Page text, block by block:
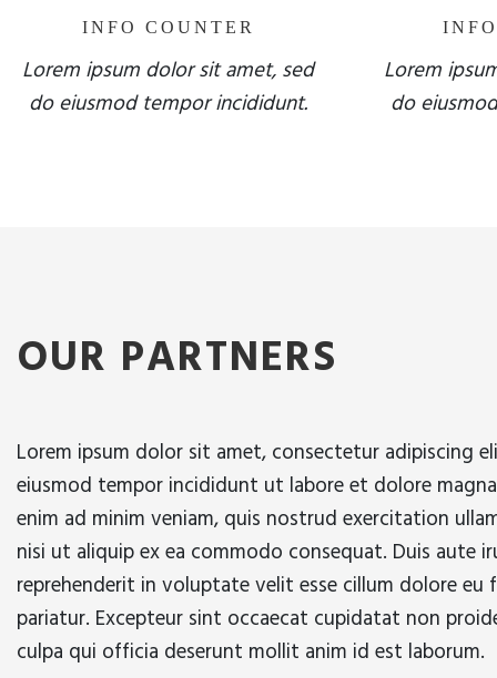
INFO COUNTER
Lorem ipsum dolor sit amet, sed
do eiusmod tempor incididunt.
Lorem
do
OUR PARTNERS
Lorem ipsum dolor sit amet, consectetur adipiscing
eiusmod tempor incididunt ut labore et dolore
enim ad minim veniam, quis nostrud exercitation
nisi ut aliquip ex ea commodo consequat. Duis aute
reprehenderit in voluptate velit esse cillum dolore eu
pariatur. Excepteur sint occaecat cupidatat non
culpa qui officia deserunt mollit anim id est laborum.